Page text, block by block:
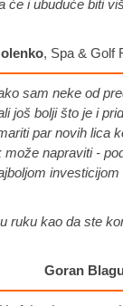
će i ubuduće biti
, Spa & Golf
sam neke od
još bolji što je i
par novih lica
napraviti -
ruku kao da ste
Goran